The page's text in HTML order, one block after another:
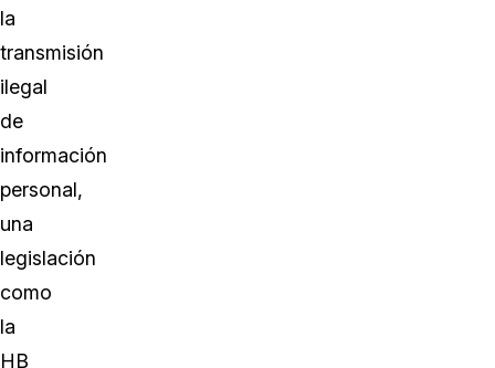
la
transmisión
ilegal
de
información
personal,
una
legislación
como
la
HB